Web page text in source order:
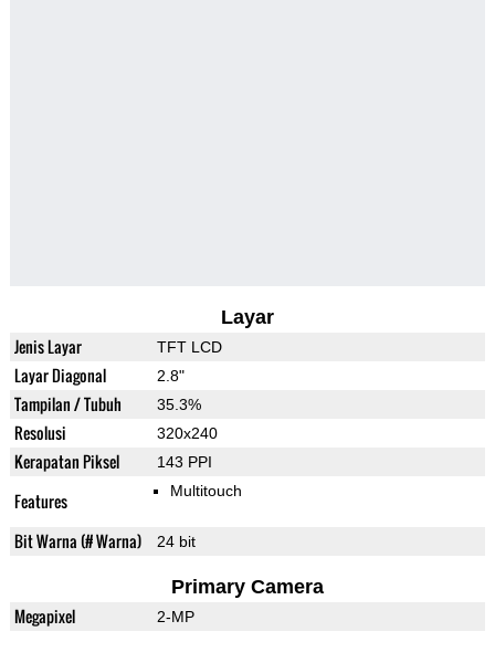
Layar
Jenis Layar TFT LCD
Layar Diagonal 2.8"
Tampilan / Tubuh 35.3%
Resolusi 320x240
Kerapatan Piksel 143 PPI
Features Multitouch
Bit Warna (# Warna) 24 bit
Primary Camera
Megapixel 2-MP